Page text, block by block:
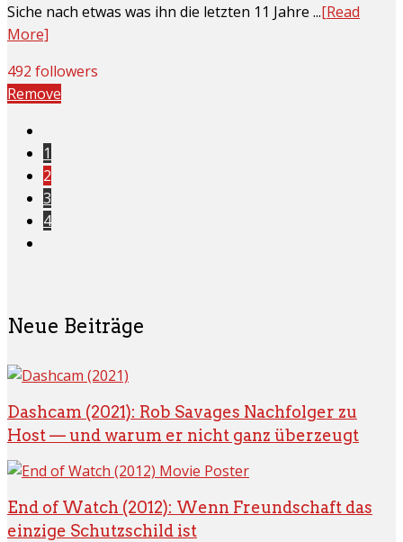
Siche nach etwas was ihn die letzten 11 Jahre ...[Read
More]
492 followers
Remove
1
2
3
4
Neue Beiträge
Dashcam (2021): Rob Savages Nachfolger zu
Host — und warum er nicht ganz überzeugt
End of Watch (2012): Wenn Freundschaft das
einzige Schutzschild ist